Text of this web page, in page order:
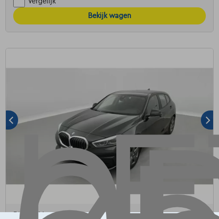
Bekijk wagen
BMW 116116 d Business NAVI/FULL LED/JA16/PDC